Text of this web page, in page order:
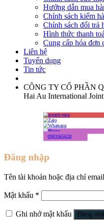
Hướng dẫn mua
Chính sách kiểm
Chính sách đổi trả
Hình thức thanh
Cung cấp hóa đơn
Liên hệ
Tuyển dụng
Tin tức
CÔNG TY CỔ PHẦN
Hai Au International
0983565628
Đăng nhập
Tên tài khoản hoặc địa chỉ email
Mật khẩu *
Ghi nhớ mật khẩu Đăng